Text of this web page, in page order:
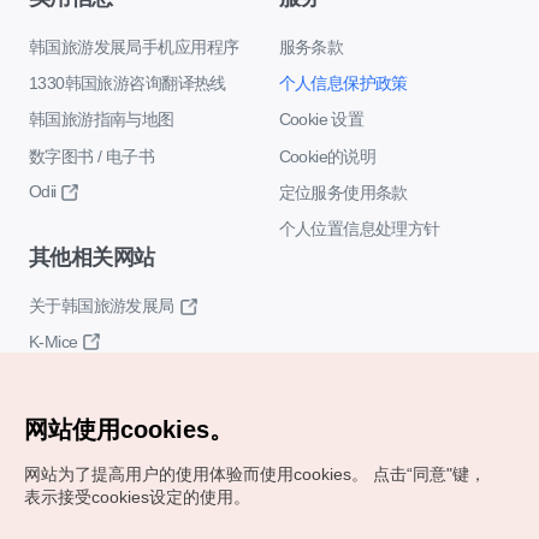
韩国旅游发展局手机应用程序
1330韩国旅游咨询翻译热线
韩国旅游指南与地图
数字图书 / 电子书
Odii
服务条款
个人信息保护政策
Cookie 设置
Cookie的说明
定位服务使用条款
个人位置信息处理方针
其他相关网站
关于韩国旅游发展局
K-Mice
网站使用cookies。
网站为了提高用户的使用体验而使用cookies。
点击“同意"键，
表示接受cookies设定的使用。